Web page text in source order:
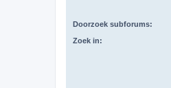
Doorzoek subforums:
Zoek in: